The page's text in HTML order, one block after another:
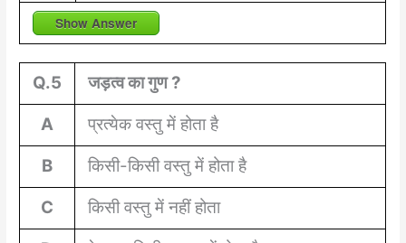
Show Answer
Q.5
जड़त्व का गुण ?
A
प्रत्येक वस्तु में होता है
B
किसी-किसी वस्तु में होता है
C
किसी वस्तु में नहीं होता